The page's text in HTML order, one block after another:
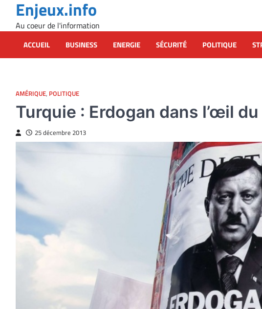
content
Enjeux.info
Au coeur de l'information
ACCUEIL BUSINESS ENERGIE SÉCURITÉ POLITIQUE
AMÉRIQUE, POLITIQUE
Turquie : Erdogan dans l’œil
25 décembre 2013